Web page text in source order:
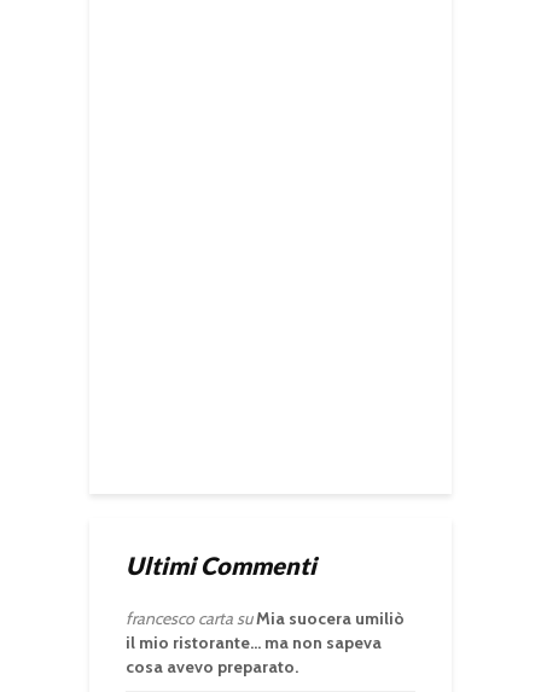
Ultimi Commenti
francesco cartasuMia suocera umiliò
il mio ristorante… ma non sapeva
cosa avevo preparato.